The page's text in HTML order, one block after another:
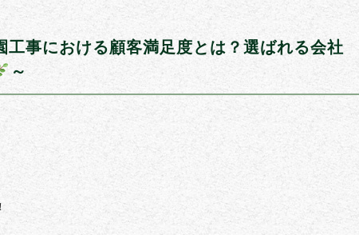
工事における顧客満足度とは？選ばれる会社
～